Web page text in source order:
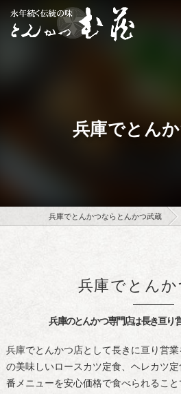
兵庫でとん
兵庫でとんかつならとんかつ武蔵
兵庫のとんかつ専門店は長き亘り
兵庫でとん
兵庫でとんかつ店として長きに亘り営
の美味しいロースカツ定食、ヘレカツ
番メニューを安心価格で食べられるこ